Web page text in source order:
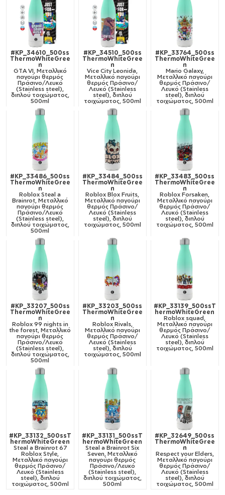
#KP_34610_500ss
ThermoWhiteGree
n
GTA VI, Μεταλλικό
παγούρι θερμός
Πράσινο/Λευκό
(Stainless steel),
διπλού τοιχώματος,
500ml
#KP_34510_500ss
ThermoWhiteGree
n
Vice City Leonida,
Μεταλλικό παγούρι
θερμός Πράσινο/
Λευκό (Stainless
steel), διπλού
τοιχώματος, 500ml
#KP_33764_500ss
ThermoWhiteGree
n
Mario Galaxy,
Μεταλλικό παγούρι
θερμός Πράσινο/
Λευκό (Stainless
steel), διπλού
τοιχώματος, 500ml
#KP_33486_500ss
ThermoWhiteGree
n
Roblox Steal a
Brainrot, Μεταλλικό
παγούρι θερμός
Πράσινο/Λευκό
(Stainless steel),
διπλού τοιχώματος,
500ml
#KP_33484_500ss
ThermoWhiteGree
n
Roblox Blox Fruits,
Μεταλλικό παγούρι
θερμός Πράσινο/
Λευκό (Stainless
steel), διπλού
τοιχώματος, 500ml
#KP_33483_500ss
ThermoWhiteGree
n
Roblox Forsaken,
Μεταλλικό παγούρι
θερμός Πράσινο/
Λευκό (Stainless
steel), διπλού
τοιχώματος, 500ml
#KP_33207_500ss
ThermoWhiteGree
n
Roblox 99 nights in
the forest, Μεταλλικό
παγούρι θερμός
Πράσινο/Λευκό
(Stainless steel),
διπλού τοιχώματος,
500ml
#KP_33203_500ss
ThermoWhiteGree
n
Roblox Rivals,
Μεταλλικό παγούρι
θερμός Πράσινο/
Λευκό (Stainless
steel), διπλού
τοιχώματος, 500ml
#KP_33139_500ssT
hermoWhiteGreen
Roblox squad,
Μεταλλικό παγούρι
θερμός Πράσινο/
Λευκό (Stainless
steel), διπλού
τοιχώματος, 500ml
#KP_33132_500ssT
hermoWhiteGreen
Steal a Brainrot 67
Roblox Style,
Μεταλλικό παγούρι
θερμός Πράσινο/
Λευκό (Stainless
steel), διπλού
τοιχώματος, 500ml
#KP_33131_500ssT
hermoWhiteGreen
Steal a Brainrot Six
Seven, Μεταλλικό
παγούρι θερμός
Πράσινο/Λευκό
(Stainless steel),
διπλού τοιχώματος,
500ml
#KP_32649_500ss
ThermoWhiteGree
n
Respect your Elders,
Μεταλλικό παγούρι
θερμός Πράσινο/
Λευκό (Stainless
steel), διπλού
τοιχώματος, 500ml